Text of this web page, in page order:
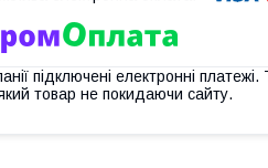
підключені електронні
товар не покидаючи сайту.